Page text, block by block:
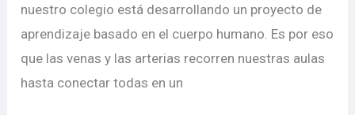
nuestro colegio está desarrollando un proyecto de
aprendizaje basado en el cuerpo humano. Es por eso
que las venas y las arterias recorren nuestras aulas
hasta conectar todas en un